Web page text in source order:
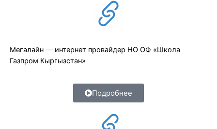
Мегалайн — интернет провайдер НО ОФ «Школа
Газпром Кыргызстан»
Подробнее